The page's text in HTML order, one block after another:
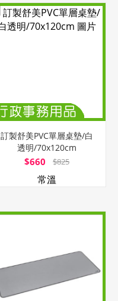
訂製舒美PVC單層桌墊/白
透明/70x120cm
$660 $825
常溫